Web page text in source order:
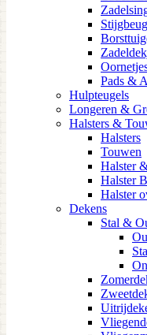
Pads &
Hulpteugels
Longeren &
Halsters &
Halsters
Touwen
Halster
Halster
Halster
Dekens
Stal &